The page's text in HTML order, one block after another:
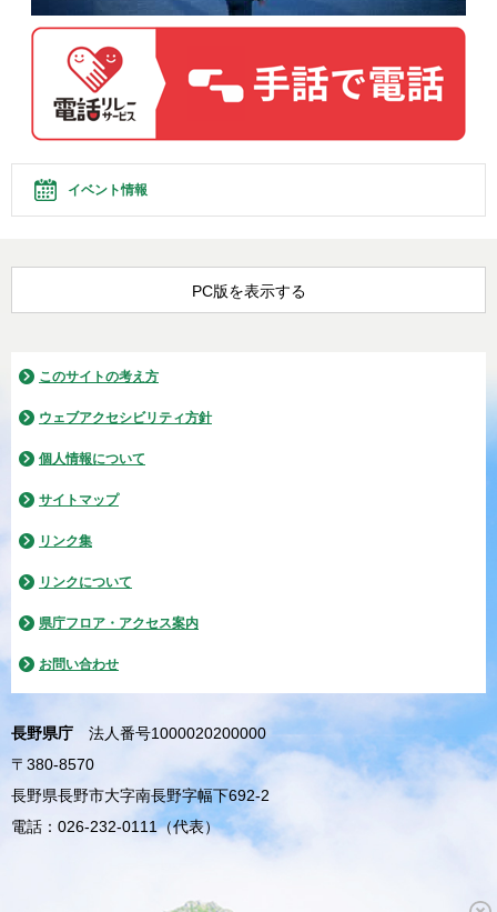
イベント情報
PC版を表示する
このサイトの考え方
ウェブアクセシビリティ方針
個人情報について
サイトマップ
リンク集
リンクについて
県庁フロア・アクセス案内
お問い合わせ
長野県庁
法人番号1000020200000
〒380-8570
長野県長野市大字南長野字幅下692-2
電話：026-232-0111（代表）